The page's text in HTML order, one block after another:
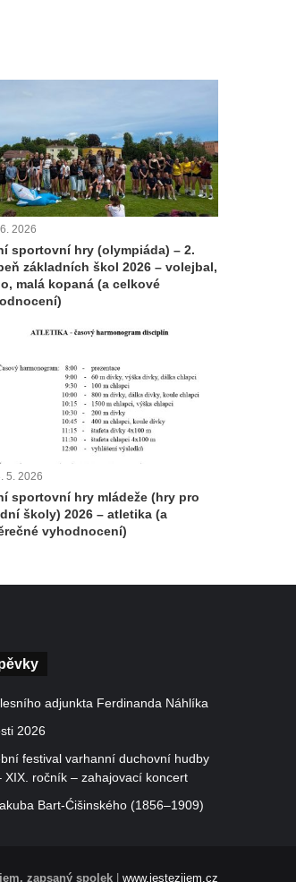
2026
sportovní hry (olympiáda) – 2.
základních škol 2026 – volejbal,
malá kopaná (a celkové
5. 2026
sportovní hry mládeže (hry pro
školy) 2026 – atletika (a
vyhodnocení)
adjunkta Ferdinanda Náhlíka
2026
festival varhanní duchovní hudby
XIX. ročník – zahajovací koncert
Bart-Ćišinského (1856–1909)
zapsaný spolek www.jestezijem.cz